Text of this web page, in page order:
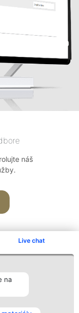
Live chat
na
náš
Kontakt
Kontakt